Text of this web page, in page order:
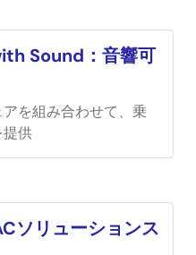
Sound：音響可
を組み合わせて、乗
提供
ソリューションス